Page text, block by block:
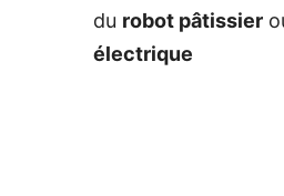
du robot pâtissier
électrique